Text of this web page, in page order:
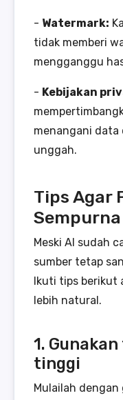
- Watermark:
tidak memberi
mengganggu
- Kebijakan
menangani data
unggah.
Tips Agar
Sempurna
Meski AI sudah
sumber tetap
Ikuti tips berikut
lebih natural.
1.
tinggi
Mulailah dengan